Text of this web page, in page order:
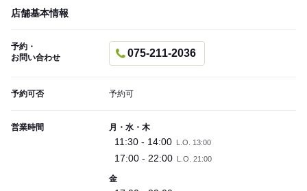
店舗基本情報
予約・
お問い合わせ
075-211-2036
予約可否 予約可
営業時間 月・水・木
11:30 - 14:00 L.O. 13:00
17:00 - 22:00 L.O. 21:00
金